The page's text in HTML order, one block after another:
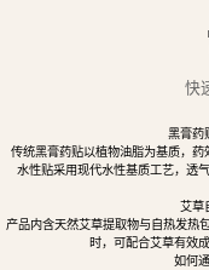
快
黑膏药
传统黑膏药贴以植物油脂为基质，
水性贴采用现代水性基质工艺，透
艾草
产品内含天然艾草提取物与自热发热
时，可配合艾草有效
如何